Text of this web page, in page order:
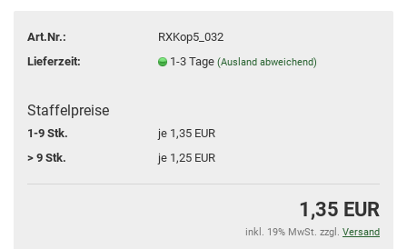
Art.Nr.:
RXKop5_032
Lieferzeit:
1-3 Tage(Ausland abweichend)
Staffelpreise
1-9 Stk.
je 1,35 EUR
> 9 Stk.
je 1,25 EUR
1,35 EUR
inkl. 19% MwSt. zzgl. Versand